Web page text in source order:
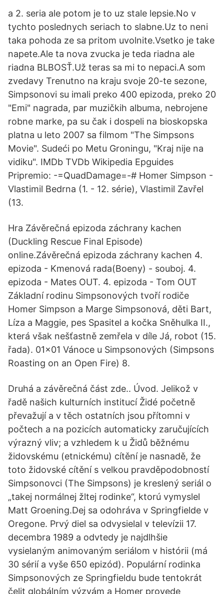
a 2. seria ale potom je to uz stale lepsie.No v
tychto poslednych seriach to slabne.Uz to neni
taka pohoda ze sa pritom uvolnite.Vsetko je take
napete.Ale ta nova zvucka je teda riadna ale
riadna BLBOSŤ.Už teras sa mi to nepaci.A som
zvedavy Trenutno na kraju svoje 20-te sezone,
Simpsonovi su imali preko 400 epizoda, preko 20
"Emi" nagrada, par muzičkih albuma, nebrojene
robne marke, pa su čak i dospeli na bioskopska
platna u leto 2007 sa filmom "The Simpsons
Movie". Sudeći po Metu Groningu, "Kraj nije na
vidiku". IMDb TVDb Wikipedia Epguides
Pripremio: -=QuadDamage=-# Homer Simpson -
Vlastimil Bedrna (1. - 12. série), Vlastimil Zavřel
(13.
Hra Závěrečná epizoda záchrany kachen
(Duckling Rescue Final Episode)
online.Závěrečná epizoda záchrany kachen 4.
epizoda - Kmenová rada(Boeny) - souboj. 4.
epizoda - Mates OUT. 4. epizoda - Tom OUT
Základní rodinu Simpsonových tvoří rodiče
Homer Simpson a Marge Simpsonová, děti Bart,
Líza a Maggie, pes Spasitel a kočka Sněhulka II.,
která však nešťastně zemřela v díle Já, robot (15.
řada). 01×01 Vánoce u Simpsonových (Simpsons
Roasting on an Open Fire) 8.
Druhá a závěrečná část zde.. Úvod. Jelikož v
řadě našich kulturních institucí Židé početně
převažují a v těch ostatních jsou přítomni v
počtech a na pozicích automaticky zaručujících
výrazný vliv; a vzhledem k u Židů běžnému
židovskému (etnickému) cítění je nasnadě, že
toto židovské cítění s velkou pravděpodobností
Simpsonovci (The Simpsons) je kreslený seriál o
„takej normálnej žltej rodinke“, ktorú vymyslel
Matt Groening.Dej sa odohráva v Springfielde v
Oregone. Prvý diel sa odvysielal v televízii 17.
decembra 1989 a odvtedy je najdlhšie
vysielaným animovaným seriálom v histórii (má
30 sérií a vyše 650 epizód). Populární rodinka
Simpsonových ze Springfieldu bude tentokrát
čelit globálním výzvám a Homer provede